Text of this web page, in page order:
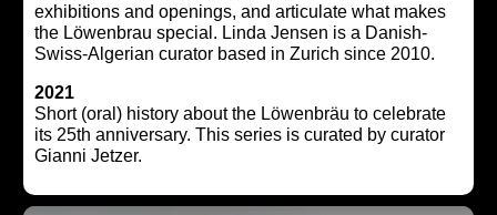
exhibitions and openings, and articulate what makes
the Löwenbrau special. Linda Jensen is a Danish-
Swiss-Algerian curator based in Zurich since 2010.
2021
Short (oral) history about the Löwenbräu to celebrate
its 25th anniversary. This series is curated by curator
Gianni Jetzer.